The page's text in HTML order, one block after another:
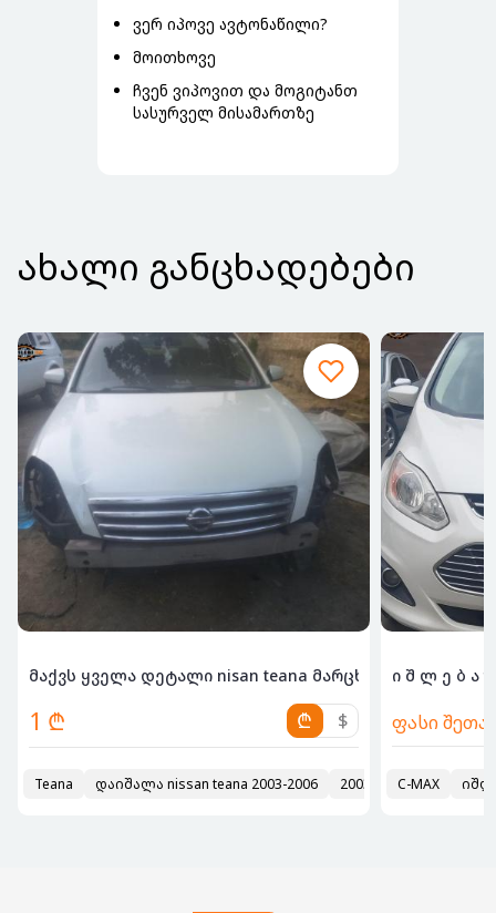
ვერ იპოვე ავტონაწილი?
მოითხოვე
ჩვენ ვიპოვით და მოგიტანთ
სასურველ მისამართზე
ᲐᲮᲐᲚᲘ ᲒᲐᲜᲪᲮᲐᲓᲔᲑᲔᲑᲘ
2002
მაქვს ყველა დეტალი nisan teana მარცხენა საჭე...
1 ₾ ₾ $
Teana დაიშალა nissan teana 2003-2006 2003
ფასი
C-MAX